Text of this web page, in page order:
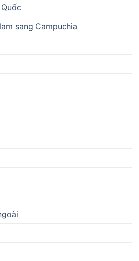
sang Campuchia